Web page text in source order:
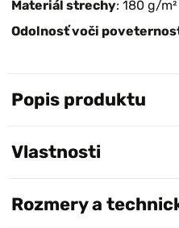
Materiál strechy: 180 g/
Odolnosť voči
Popis produktu
Vlastnosti
Rozmery a